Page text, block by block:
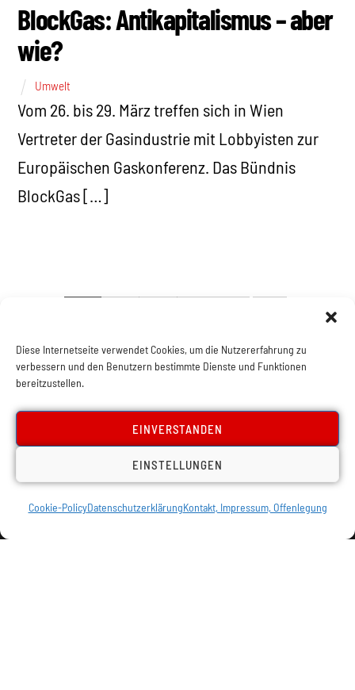
Diese Internetseite verwendet Cookies, um die Nutzererfahrung zu
verbessern und den Benutzern bestimmte Dienste und Funktionen
bereitzustellen.
EINVERSTANDEN
EINSTELLUNGEN
Cookie-PolicyDatenschutzerklärungKontakt, Impressum, Offenlegung
BlockGas: Antikapitalismus – aber
wie?
Umwelt
Vom 26. bis 29. März treffen sich in Wien
Vertreter der Gasindustrie mit Lobbyisten zur
Europäischen Gaskonferenz. Das Bündnis
BlockGas […]